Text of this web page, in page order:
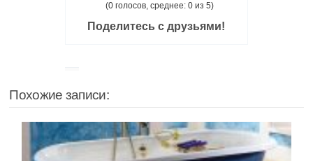
(0 голосов, среднее: 0 из 5)
Поделитесь с друзьями!
Похожие записи: